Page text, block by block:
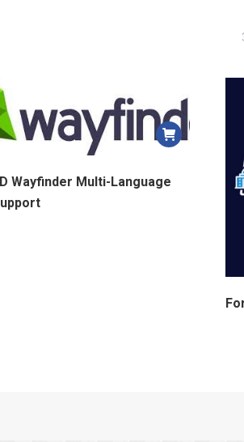
Wayfinder Multi-Language